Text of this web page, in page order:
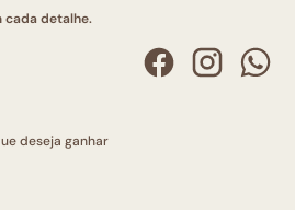
cada detalhe.
deseja ganhar